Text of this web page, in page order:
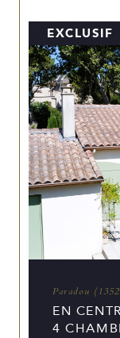
Paradou
EN
4
EXCLUSIF